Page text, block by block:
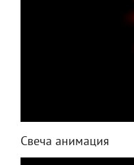
Свеча анимация